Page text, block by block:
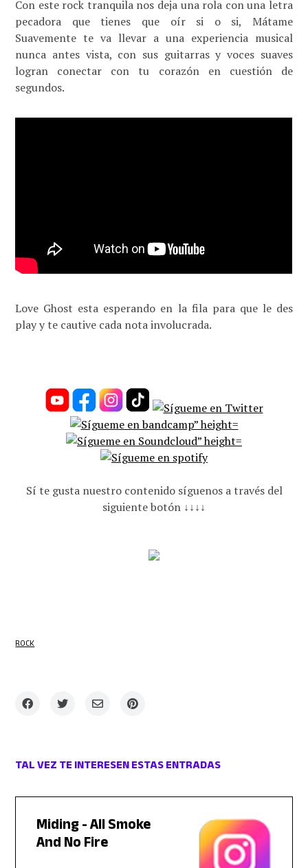
Con este rock tranquila nos deja una rola con una letra
pecadora que tienes que oír si o si, Mátame
Suavemente te va llevar a una experiencia musical
nunca antes vista, con sus guitarras y voces suaves
logran conectar con tu corazón en cuestión de
segundos.
Love Ghost esta esperando en la fila para que le des
play y te cautive cada nota involucrada.
Sí te gusta nuestro contenido síguenos a través del
siguiente botón ↓↓↓↓
ROCK
TAL VEZ TE INTERESEN ESTAS ENTRADAS
Miding - All Smoke
And No Fire